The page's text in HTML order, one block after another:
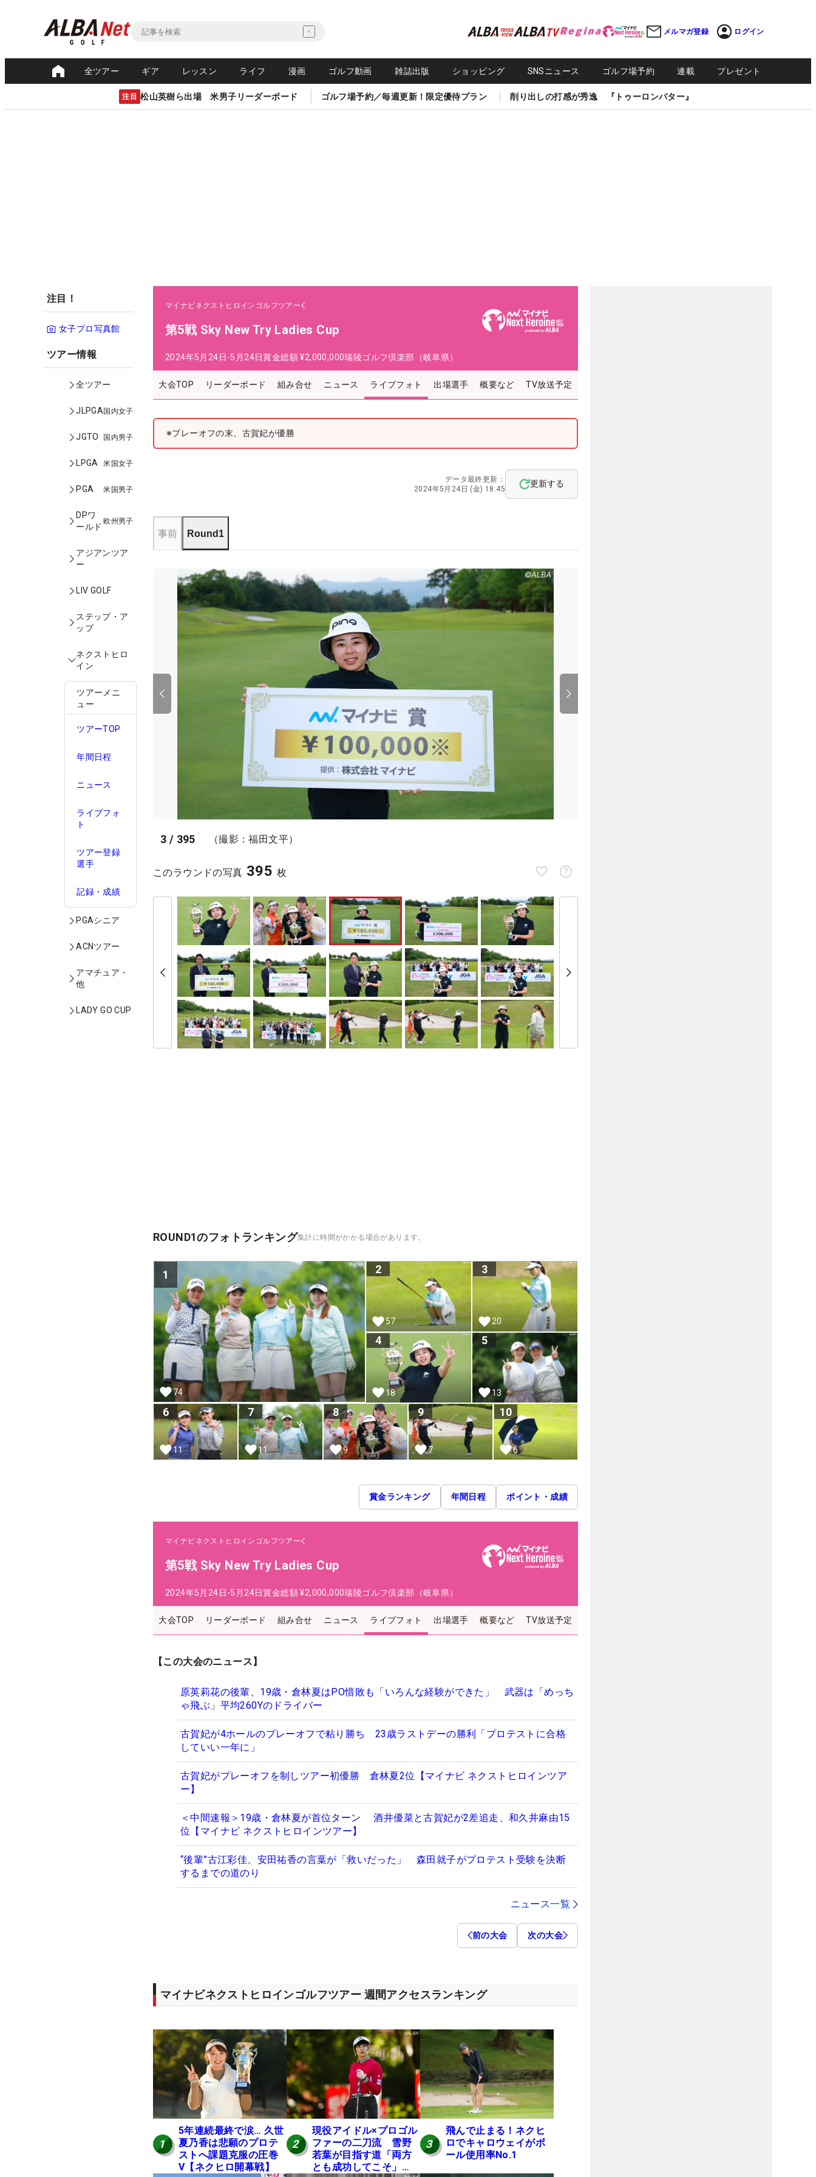
メルマガ登録 ログイン
全ツアー ギア レッスン ライフ 漫画 ゴルフ動画 雑誌出版 ショッピング SNSニュース ゴルフ場予約 連載 プレゼント
注目 松山英樹ら出場 米男子リーダーボード ゴルフ場予約／毎週更新！限定優待プラン 削り出しの打感が秀逸 『トゥーロンパター』
注目！
女子プロ写真館
ツアー情報
全ツアー
JLPGA国内女子
JGTO 国内男子
LPGA 米国女子
PGA 米国男子
DPワ
ールド
欧州男子
アジアンツア
ー
LIV GOLF
ステップ・ア
ップ
ネクストヒロ
イン
ツアーメニ
ュー
ツアーTOP
年間日程
ニュース
ライブフォ
ト
ツアー登録
選手
記録・成績
PGAシニア
ACNツアー
アマチュア・
他
LADY GO CUP
マイナビネクストヒロインゴルフツアー
第5戦 Sky New Try Ladies Cup
2024年5月24日-5月24日賞金総額 ¥2,000,000瑞陵ゴルフ倶楽部（岐阜県）
大会TOP リーダーボード 組み合せ ニュース ライブフォト 出場選手 概要など TV放送予定
※プレーオフの末、古賀妃が優勝
データ最終更新：
2024年5月24日 (金) 18:45
更新する
事前 Round1
3 / 395 （撮影：福田文平）
このラウンドの写真 395 枚
ROUND1のフォトランキング集計に時間がかかる場合があります。
1
74
2
57
3
20
4
18
5
13
6
11
7
11
8
9
9
7
10
6
賞金ランキング 年間日程 ポイント・成績
マイナビネクストヒロインゴルフツアー
第5戦 Sky New Try Ladies Cup
2024年5月24日-5月24日賞金総額 ¥2,000,000瑞陵ゴルフ倶楽部（岐阜県）
大会TOP リーダーボード 組み合せ ニュース ライブフォト 出場選手 概要など TV放送予定
【この大会のニュース】
原英莉花の後輩、19歳・倉林夏はPO惜敗も「いろんな経験ができた」 武器は「めっち
ゃ飛ぶ」平均260Yのドライバー
古賀妃が4ホールのプレーオフで粘り勝ち 23歳ラストデーの勝利「プロテストに合格
していい一年に」
古賀妃がプレーオフを制しツアー初優勝 倉林夏2位【マイナビ ネクストヒロインツア
ー】
＜中間速報＞19歳・倉林夏が首位ターン 酒井優菜と古賀妃が2差追走、和久井麻由15
位【マイナビ ネクストヒロインツアー】
“後輩”古江彩佳、安田祐香の言葉が「救いだった」 森田就子がプロテスト受験を決断
するまでの道のり
ニュース一覧
前の大会 次の大会
マイナビネクストヒロインゴルフツアー 週間アクセスランキング
1
5年連続最終で涙… 久世
夏乃香は悲願のプロテ
ストへ課題克服の圧巻
V【ネクヒロ開幕戦】
2
現役アイドル×プロゴル
ファーの二刀流 雪野
若葉が目指す道「両方
とも成功してこそ」
3
飛んで止まる！ネクヒ
ロでキャロウェイがボ
ール使用率No.1